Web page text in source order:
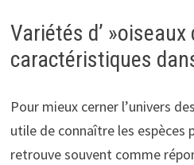
Variétés d’
caractéristiques
Pour mieux cerner l’univers des
utile de connaître les espèces
retrouve souvent comme